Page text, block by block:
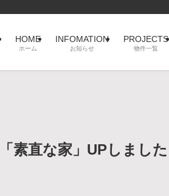
HOME
ホーム
INFOMATION
お知らせ
PROJECTS
物件一覧
素直な家」UPしました